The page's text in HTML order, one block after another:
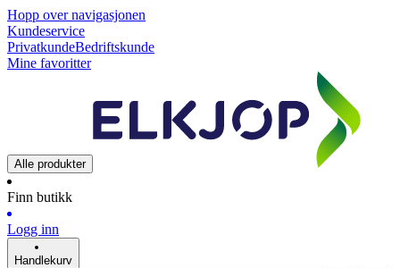
Hopp over navigasjonen
Kundeservice
PrivatkundeBedriftskunde
Mine favoritter
Alle produkter
Finn butikk
Logg inn
Handlekurv